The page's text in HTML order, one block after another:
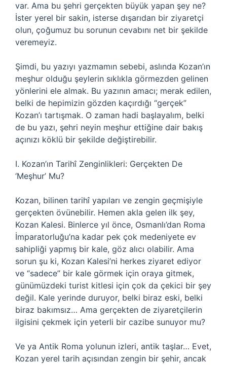
var. Ama bu şehri gerçekten büyük yapan şey ne?
İster yerel bir sakin, isterse dışarıdan bir ziyaretçi
olun, çoğumuz bu sorunun cevabını net bir şekilde
veremeyiz.
Şimdi, bu yazıyı yazmamın sebebi, aslında Kozan’ın
meşhur olduğu şeylerin sıklıkla görmezden gelinen
yönlerini ele almak. Bu yazının amacı; merak edilen,
belki de hepimizin gözden kaçırdığı “gerçek”
Kozan’ı tartışmak. O zaman hadi başlayalım, belki
de bu yazı, şehri neyin meşhur ettiğine dair bakış
açınızı köklü bir şekilde değiştirebilir.
I. Kozan’ın Tarihî Zenginlikleri: Gerçekten De
‘Meşhur’ Mu?
Kozan, bilinen tarihî yapıları ve zengin geçmişiyle
gerçekten övünebilir. Hemen akla gelen ilk şey,
Kozan Kalesi. Binlerce yıl önce, Osmanlı’dan Roma
İmparatorluğu’na kadar pek çok medeniyete ev
sahipliği yapmış bir kale, göz alıcı olabilir. Ama
sorun şu ki, Kozan Kalesi’ni herkes ziyaret ediyor
ve “sadece” bir kale görmek için oraya gitmek,
günümüzdeki turist kitlesi için çok da çekici bir şey
değil. Kale yerinde duruyor, belki biraz eski, belki
biraz bakımsız… Ama gerçekten de ziyaretçilerin
ilgisini çekmek için yeterli bir cazibe sunuyor mu?
Ve ya Antik Roma yolunun izleri, antik taşlar… Evet,
Kozan yerel tarih açısından zengin bir şehir, ancak